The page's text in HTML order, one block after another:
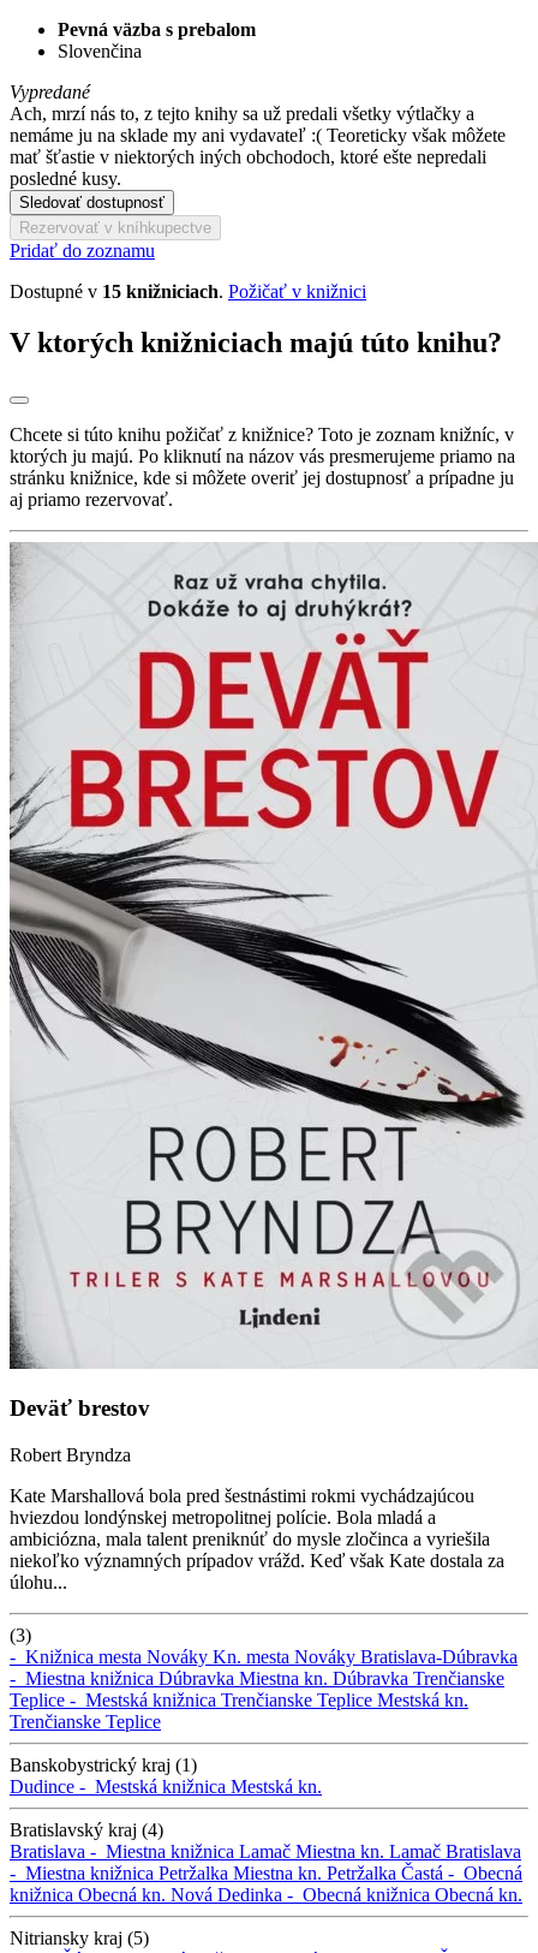
Pevná väzba s prebalom
Slovenčina
Vypredané
Ach, mrzí nás to, z tejto knihy sa už predali všetky výtlačky a
nemáme ju na sklade my ani vydavateľ :( Teoreticky však môžete
mať šťastie v niektorých iných obchodoch, ktoré ešte nepredali
posledné kusy.
Sledovať dostupnosť
Rezervovať v kníhkupectve
Pridať do zoznamu
Dostupné v 15 knižniciach. Požičať v knižnici
V ktorých knižniciach majú túto knihu?
Chcete si túto knihu požičať z knižnice? Toto je zoznam knižníc, v
ktorých ju majú. Po kliknutí na názov vás presmerujeme priamo na
stránku knižnice, kde si môžete overiť jej dostupnosť a prípadne ju
aj priamo rezervovať.
Deväť brestov
Robert Bryndza
Kate Marshallová bola pred šestnástimi rokmi vychádzajúcou
hviezdou londýnskej metropolitnej polície. Bola mladá a
ambiciózna, mala talent preniknúť do mysle zločinca a vyriešila
niekoľko významných prípadov vrážd. Keď však Kate dostala za
úlohu...
(3)
- Knižnica mesta Nováky Kn. mesta Nováky Bratislava-Dúbravka
- Miestna knižnica Dúbravka Miestna kn. Dúbravka Trenčianske
Teplice - Mestská knižnica Trenčianske Teplice Mestská kn.
Trenčianske Teplice
Banskobystrický kraj (1)
Dudince - Mestská knižnica Mestská kn.
Bratislavský kraj (4)
Bratislava - Miestna knižnica Lamač Miestna kn. Lamač Bratislava
- Miestna knižnica Petržalka Miestna kn. Petržalka Častá - Obecná
knižnica Obecná kn. Nová Dedinka - Obecná knižnica Obecná kn.
Nitriansky kraj (5)